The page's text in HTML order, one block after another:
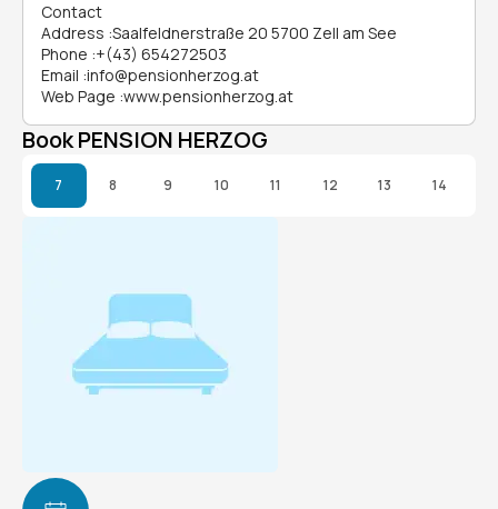
Contact
Address :Saalfeldnerstraße 20 5700 Zell am See
Phone :+(43) 654272503
Email :info@pensionherzog.at
Web Page :www.pensionherzog.at
Book PENSION HERZOG
7 8 9 10 11 12 13 14